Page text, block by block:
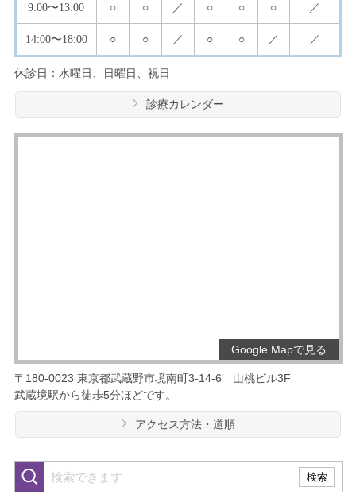
9:00〜13:00 ○ ○ ／ ○ ○ ○ ／
14:00〜18:00 ○ ○ ／ ○ ○ ／ ／
休診日：水曜日、日曜日、祝日
診療カレンダー
Google Mapで見る
〒180-0023 東京都武蔵野市境南町3-14-6
山桃ビル3F
武蔵境駅から徒歩5分ほどです。
アクセス方法・道順